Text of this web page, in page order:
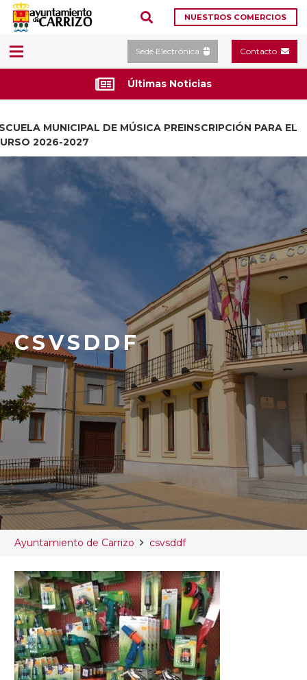
NUESTROS COMERCIOS
Sede Electrónica Contacto
Últimas Noticias
MUNICIPAL DE MÚSICA PREINSCRIPCIÓN PARA EL
2026-2027
CSVSDDF
Ayuntamiento de Carrizo csvsddf